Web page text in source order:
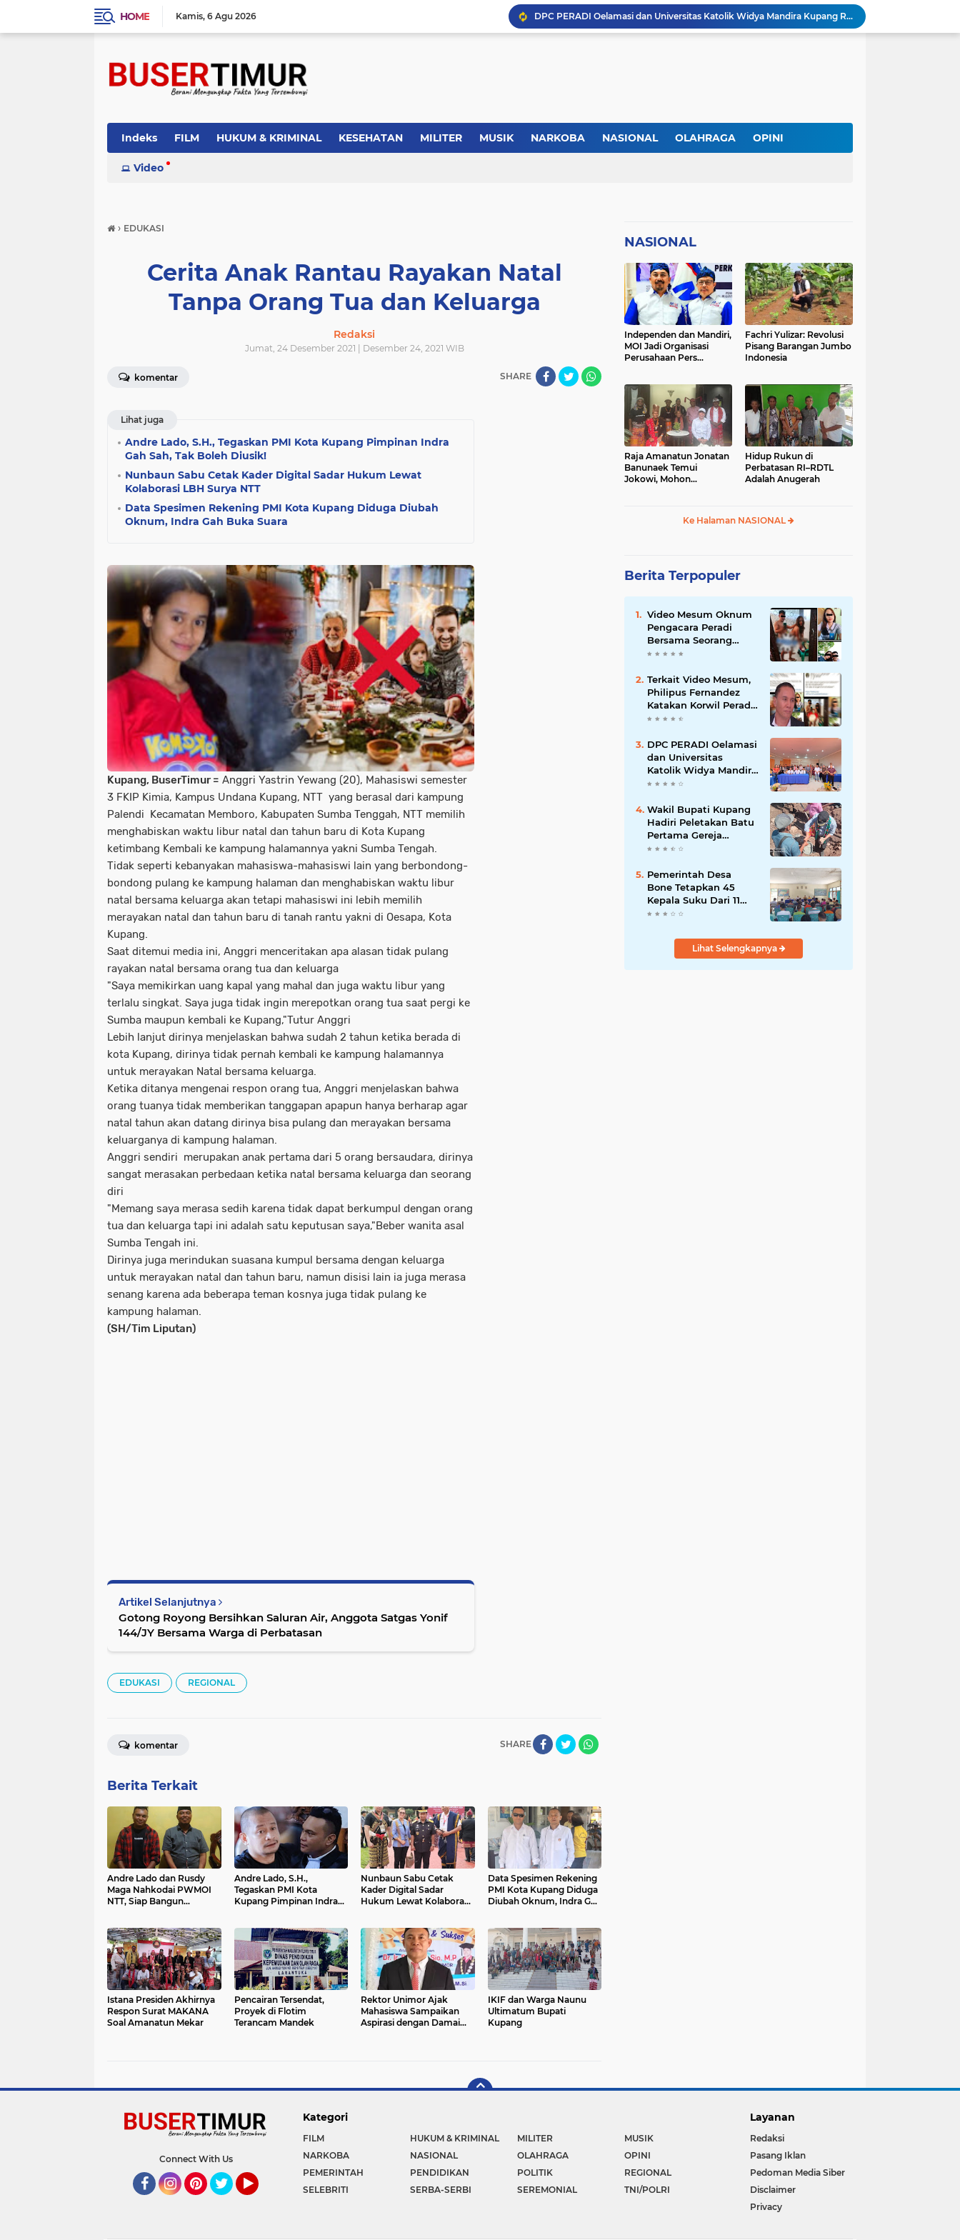
HOME Kamis 6 Agu 2026
DPC PERADI Oelamasi dan Universitas Katolik Widya Mandira Kupang Resmi Tutup PKPA Angkatan II
Kasus Lika Liku NTT Makin Panas! Merasa Difitnah, MS Tempuh Jalur Hukum terhadap BRN
21 DPC PWMOI Se-NTT Bergerak Serentak, Perkuat Profesionalisme Wartawan di Hari Pers Nasional 2026
Indeks FILM HUKUM & KRIMINAL KESEHATAN MILITER MUSIK NARKOBA NASIONAL OLAHRAGA OPINI
PEMERINTAH
Video
› EDUKASI
Cerita Anak Rantau Rayakan Natal
Tanpa Orang Tua dan Keluarga
Redaksi
Jumat, 24 Desember 2021 | Desember 24, 2021 WIB
komentar SHARE
Lihat juga
Andre Lado, S.H., Tegaskan PMI Kota Kupang Pimpinan Indra
Gah Sah, Tak Boleh Diusik!
Nunbaun Sabu Cetak Kader Digital Sadar Hukum Lewat
Kolaborasi LBH Surya NTT
Data Spesimen Rekening PMI Kota Kupang Diduga Diubah
Oknum, Indra Gah Buka Suara
Kupang, BuserTimur = Anggri Yastrin Yewang (20), Mahasiswi semester
3 FKIP Kimia, Kampus Undana Kupang, NTT yang berasal dari kampung
Palendi Kecamatan Memboro, Kabupaten Sumba Tenggah, NTT memilih
menghabiskan waktu libur natal dan tahun baru di Kota Kupang
ketimbang Kembali ke kampung halamannya yakni Sumba Tengah.
Tidak seperti kebanyakan mahasiswa-mahasiswi lain yang berbondong-
bondong pulang ke kampung halaman dan menghabiskan waktu libur
natal bersama keluarga akan tetapi mahasiswi ini lebih memilih
merayakan natal dan tahun baru di tanah rantu yakni di Oesapa, Kota
Kupang.
Saat ditemui media ini, Anggri menceritakan apa alasan tidak pulang
rayakan natal bersama orang tua dan keluarga
"Saya memikirkan uang kapal yang mahal dan juga waktu libur yang
terlalu singkat. Saya juga tidak ingin merepotkan orang tua saat pergi ke
Sumba maupun kembali ke Kupang,"Tutur Anggri
Lebih lanjut dirinya menjelaskan bahwa sudah 2 tahun ketika berada di
kota Kupang, dirinya tidak pernah kembali ke kampung halamannya
untuk merayakan Natal bersama keluarga.
Ketika ditanya mengenai respon orang tua, Anggri menjelaskan bahwa
orang tuanya tidak memberikan tanggapan apapun hanya berharap agar
natal tahun akan datang dirinya bisa pulang dan merayakan bersama
keluarganya di kampung halaman.
Anggri sendiri merupakan anak pertama dari 5 orang bersaudara, dirinya
sangat merasakan perbedaan ketika natal bersama keluarga dan seorang
diri
"Memang saya merasa sedih karena tidak dapat berkumpul dengan orang
tua dan keluarga tapi ini adalah satu keputusan saya,"Beber wanita asal
Sumba Tengah ini.
Dirinya juga merindukan suasana kumpul bersama dengan keluarga
untuk merayakan natal dan tahun baru, namun disisi lain ia juga merasa
senang karena ada beberapa teman kosnya juga tidak pulang ke
kampung halaman.
(SH/Tim Liputan)
Artikel Selanjutnya
Gotong Royong Bersihkan Saluran Air, Anggota Satgas Yonif
144/JY Bersama Warga di Perbatasan
EDUKASI REGIONAL
SHARE
komentar
Berita Terkait
Andre Lado dan Rusdy
Maga Nahkodai PWMOI
NTT, Siap Bangun
Andre Lado, S.H.,
Tegaskan PMI Kota
Kupang Pimpinan Indra
Nunbaun Sabu Cetak
Kader Digital Sadar
Hukum Lewat Kolaborasi
Data Spesimen Rekening
PMI Kota Kupang Diduga
Diubah Oknum, Indra Gah
Istana Presiden Akhirnya
Respon Surat MAKANA
Soal Amanatun Mekar
Pencairan Tersendat,
Proyek di Flotim
Terancam Mandek
Rektor Unimor Ajak
Mahasiswa Sampaikan
Aspirasi dengan Damai
IKIF dan Warga Naunu
Ultimatum Bupati
Kupang
NASIONAL
Independen dan Mandiri,
MOI Jadi Organisasi
Perusahaan Pers
Fachri Yulizar: Revolusi
Pisang Barangan Jumbo
Indonesia
Raja Amanatun Jonatan
Banunaek Temui
Jokowi, Mohon
Hidup Rukun di
Perbatasan RI–RDTL
Adalah Anugerah
Ke Halaman NASIONAL
Berita Terpopuler
Video Mesum Oknum
Pengacara Peradi
Bersama Seorang
Wanita Viral di
Terkait Video Mesum,
Philipus Fernandez
Katakan Korwil Peradi
NTT Akan Panggil
DPC PERADI Oelamasi
dan Universitas
Katolik Widya Mandira
Kupang Resmi Tutup
Wakil Bupati Kupang
Hadiri Peletakan Batu
Pertama Gereja
Imanuel Bonet
Pemerintah Desa
Bone Tetapkan 45
Kepala Suku Dari 11
Rumah Tua
Lihat Selengkapnya
Connect With Us
Kategori
FILM HUKUM & KRIMINAL MILITER
MUSIK
NARKOBA
NASIONAL OLAHRAGA
OPINI
PEMERINTAH
PENDIDIKAN POLITIK
REGIONAL
SELEBRITI
SERBA-SERBI SEREMONIAL TNI/POLRI
Layanan
Redaksi
Pasang Iklan
Pedoman Media Siber
Disclaimer
Privacy